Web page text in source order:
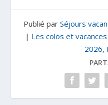
Publié par Séjours
| Les colos et
2026,